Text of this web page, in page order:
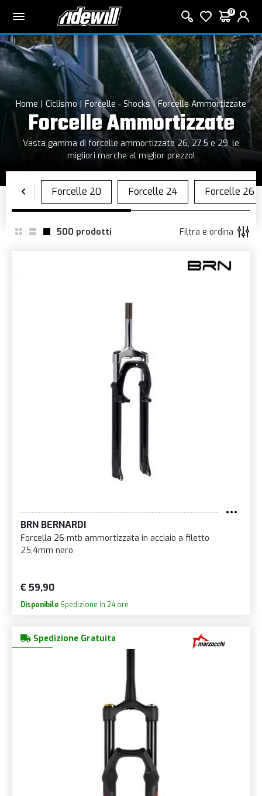
0
Home Ciclismo Forcelle - Shocks Forcelle Ammortizzate
Forcelle Ammortizzate
Vasta gamma di forcelle ammortizzate 26, 27.5 e 29, le
migliori marche al miglior prezzo!
500 prodotti Filtra e ordina
BRN BERNARDI
Forcella 26 mtb ammortizzata in acciaio a filetto
25,4mm nero
€ 59,90
Disponibile Spedizione in 24 ore
Spedizione Gratuita